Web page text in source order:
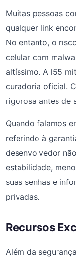
Muitas pessoas
qualquer link
No entanto, o
celular com
altíssimo. A l55
curadoria oficial.
rigorosa antes de
Quando falamos
referindo à
desenvolvedor
estabilidade,
suas senhas e
privadas.
Recursos
Além da